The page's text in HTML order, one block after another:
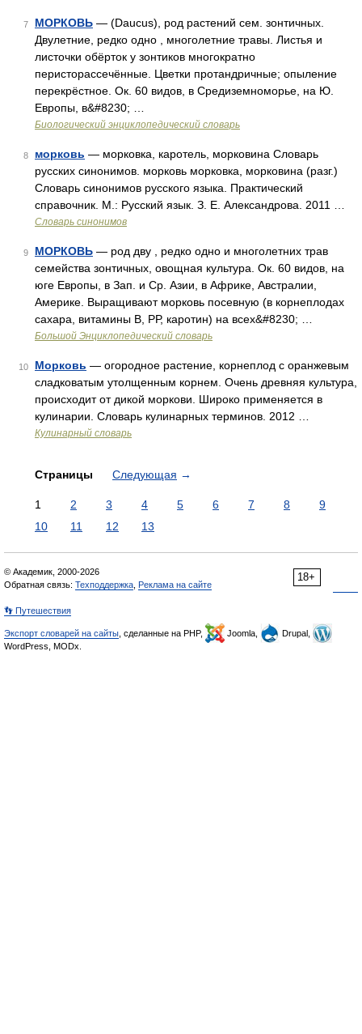
7 МОРКОВЬ — (Daucus), род растений сем. зонтичных.
Двулетние, редко одно , многолетние травы. Листья и
листочки обёрток у зонтиков многократно
перисторассечённые. Цветки протандричные; опыление
перекрёстное. Ок. 60 видов, в Средиземноморье, на Ю.
Европы, в&#8230; …
Биологический энциклопедический словарь
8 морковь — морковка, каротель, морковина Словарь
русских синонимов. морковь морковка, морковина (разг.)
Словарь синонимов русского языка. Практический
справочник. М.: Русский язык. З. Е. Александрова. 2011 …
Словарь синонимов
9 МОРКОВЬ — род дву , редко одно и многолетних трав
семейства зонтичных, овощная культура. Ок. 60 видов, на
юге Европы, в Зап. и Ср. Азии, в Африке, Австралии,
Америке. Выращивают морковь посевную (в корнеплодах
сахара, витамины В, РР, каротин) на всех&#8230; …
Большой Энциклопедический словарь
10 Морковь — огородное растение, корнеплод с оранжевым
сладковатым утолщенным корнем. Очень древняя культура,
происходит от дикой моркови. Широко применяется в
кулинарии. Словарь кулинарных терминов. 2012 …
Кулинарный словарь
Страницы Следующая →
1 2 3 4 5 6 7 8
9
10
11 12 13
18+
© Академик, 2000-2026
Обратная связь: Техподдержка Реклама на сайте
👣 Путешествия
Экспорт словарей на сайты , сделанные на PHP, Joomla,
Drupal,
WordPress, MODx.